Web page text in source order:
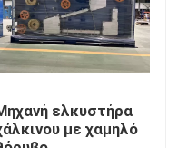
ελκυστήρα
με χαμηλό